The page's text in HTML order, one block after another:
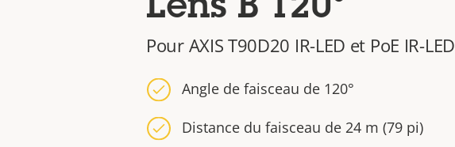
Lens B 120°
Pour AXIS T90D20 IR-LED et PoE IR-LED
Angle de faisceau de 120°
Distance du faisceau de 24 m (79 pi)